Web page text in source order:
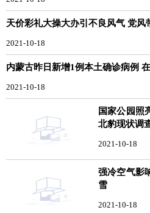
天价彩礼大操大办引不良风气 党风
2021-10-18
内蒙古昨日新增1例本土确诊病例
2021-10-18
国家公园照
北豹现状调
2021-10-18
强冷空气影
雪
2021-10-18